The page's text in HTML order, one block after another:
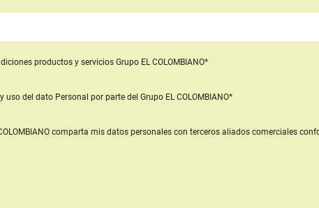
productos y servicios Grupo EL COLOMBIANO*
uso del dato Personal por parte del Grupo EL COLOMBIANO*
comparta mis datos personales con terceros aliados comerciales